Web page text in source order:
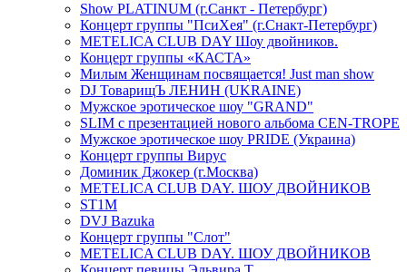
Show PLATINUM (г.Санкт - Петербург)
Концерт группы "ПсиХея" (г.Снакт-Петербург)
METELICA CLUB DAY Шоу двойников.
Концерт группы «КАСТА»
Милым Женщинам посвящается! Just man show
DJ ТоварищЪ ЛЕНИН (UKRAINE)
Мужское эротическое шоу "GRAND"
SLIM с презентацией нового альбома CEN-TROPE
Мужское эротическое шоу PRIDE (Украина)
Концерт группы Вирус
Доминик Джокер (г.Москва)
METELICA CLUB DAY. ШОУ ДВОЙНИКОВ
ST1M
DVJ Bazuka
Концерт группы "Слот"
METELICA CLUB DAY. ШОУ ДВОЙНИКОВ